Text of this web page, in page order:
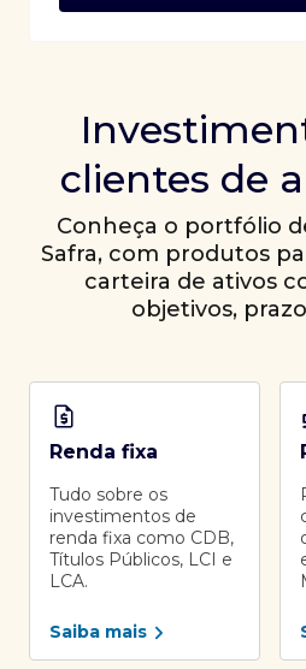
clientes de
Conheça o portfólio
Safra, com produtos
carteira de ativos
objetivos,
Renda fixa
Tudo sobre os
investimentos de
renda fixa como CDB,
Títulos Públicos, LCI e
LCA.
Saiba mais